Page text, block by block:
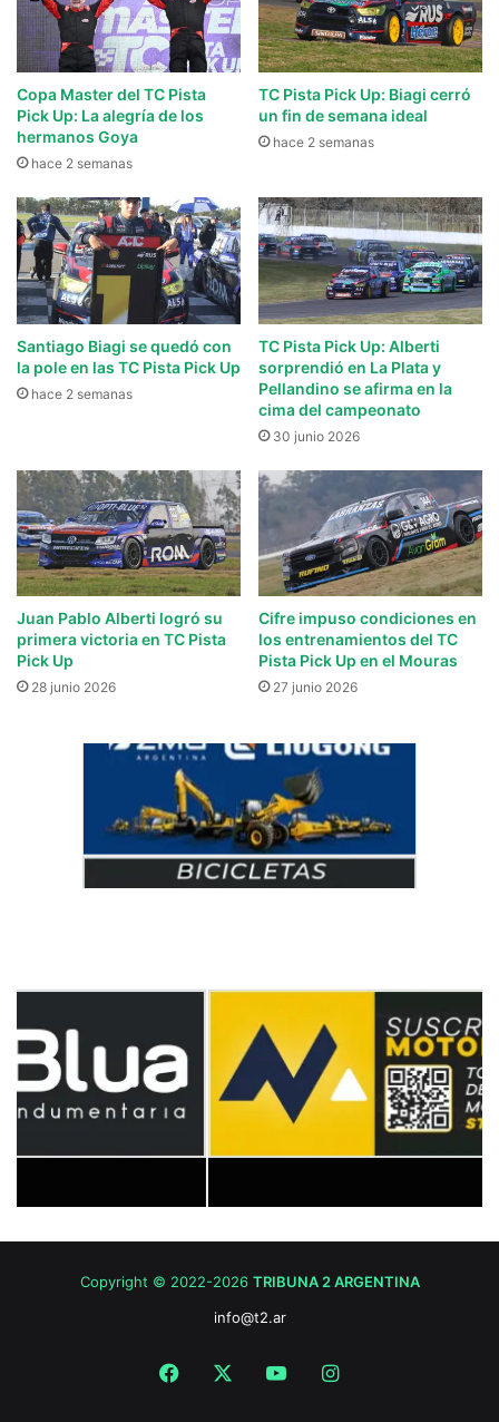
Copa Master del TC Pista
Pick Up: La alegría de los
hermanos Goya
hace 2 semanas
TC Pista Pick Up: Biagi cerró
un fin de semana ideal
hace 2 semanas
Santiago Biagi se quedó con
la pole en las TC Pista Pick Up
hace 2 semanas
TC Pista Pick Up: Alberti
sorprendió en La Plata y
Pellandino se afirma en la
cima del campeonato
30 junio 2026
Juan Pablo Alberti logró su
primera victoria en TC Pista
Pick Up
28 junio 2026
Cifre impuso condiciones en
los entrenamientos del TC
Pista Pick Up en el Mouras
27 junio 2026
Copyright © 2022-2026 TRIBUNA 2 ARGENTINA
info@t2.ar
Facebook YouTubeInstagram